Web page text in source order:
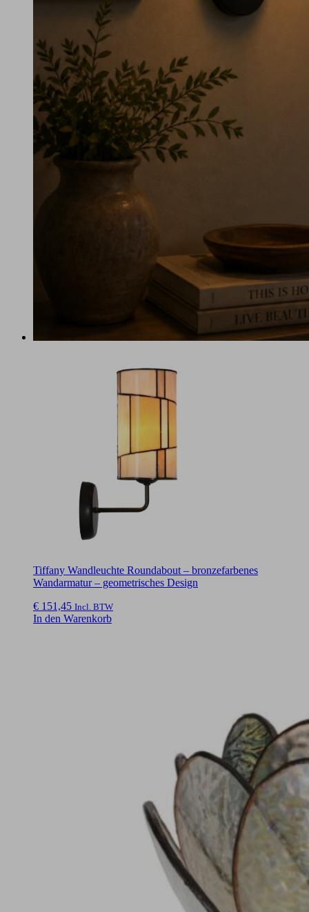
Tiffany Wandleuchte Roundabout – bronzefarbenes
Wandarmatur – geometrisches Design
€ 151,45 Incl. BTW
In den Warenkorb